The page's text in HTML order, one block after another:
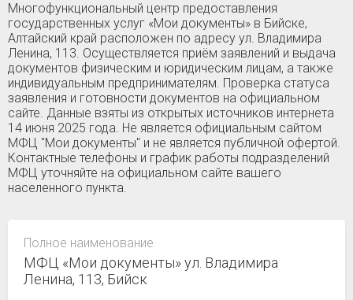
Многофункциональный центр предоставления
государственных услуг «Мои документы» в Бийске,
Алтайский край расположен по адресу ул. Владимира
Ленина, 113. Осуществляется приём заявлений и выдача
документов физическим и юридическим лицам, а также
индивидуальным предпринимателям. Проверка статуса
заявления и готовности документов на официальном
сайте. Данные взяты из открытых источников интернета
14 июня 2025 года. Не является официальным сайтом
МФЦ "Мои документы" и не является публичной офертой.
Контактные телефоны и график работы подразделений
МФЦ уточняйте на официальном сайте вашего
населенного пункта.
Полное наименование
МФЦ «Мои документы» ул. Владимира
Ленина, 113, Бийск